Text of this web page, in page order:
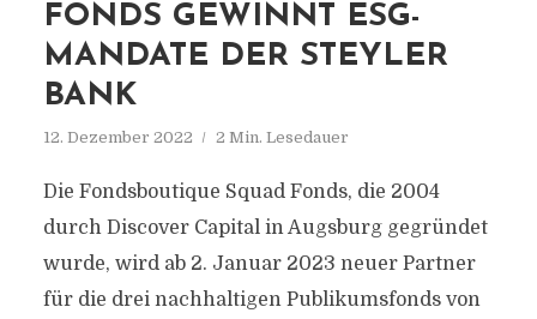
FONDS GEWINNT ESG-
MANDATE DER STEYLER
BANK
12. Dezember 2022 2 Min. Lesedauer
Die Fondsboutique Squad Fonds, die 2004
durch Discover Capital in Augsburg gegründet
wurde, wird ab 2. Januar 2023 neuer Partner
für die drei nachhaltigen Publikumsfonds von